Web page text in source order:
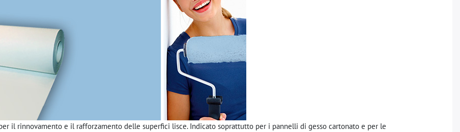
il rinnovamento e il rafforzamento delle superfici lisce. Indicato soprattutto per i pannelli di gesso cartonato e per le